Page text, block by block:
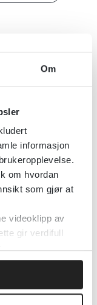
Om
informasjon
om hvordan
som gjør at
videoklipp av
gir verdifull
råd